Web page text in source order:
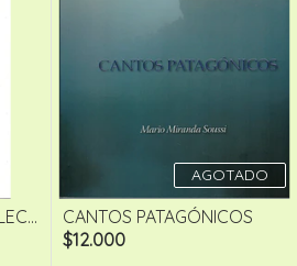
AGOTADO
CANTOS PATAGÓNICOS
$12.000